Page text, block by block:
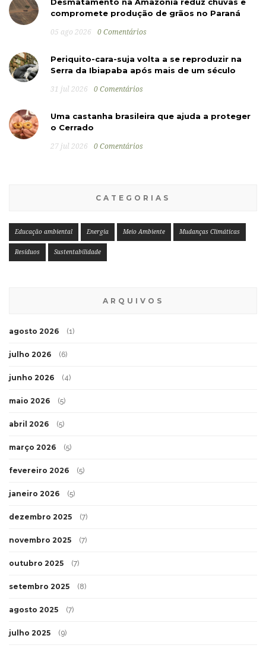
POSTS RECENTES
compromete produção de grãos no Paraná
Serra da Ibiapaba após mais de um século
CATEGORIAS
agosto 2026 (1)
julho 2026 (6)
junho 2026 (4)
maio 2026 (5)
abril 2026 (5)
março 2026 (5)
fevereiro 2026 (5)
janeiro 2026 (5)
dezembro 2025 (7)
novembro 2025 (7)
outubro 2025 (7)
setembro 2025